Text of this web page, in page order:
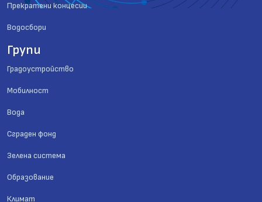
Прекратени концесии
Водосбори
Групи
Градоустройство
Мобилност
Вода
Сграден фонд
Зелена система
Образование
Климат